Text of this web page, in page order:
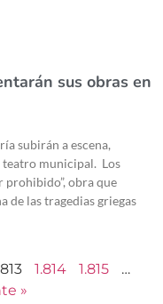
sus obras en
subirán a escena,
teatro municipal. Los
prohibido”, obra que
de las tragedias griegas
1.814 1.815
…
»